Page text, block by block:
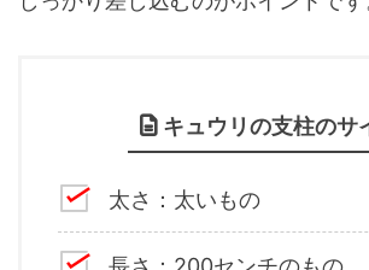
キュウリの支柱のサ
太さ：太いもの